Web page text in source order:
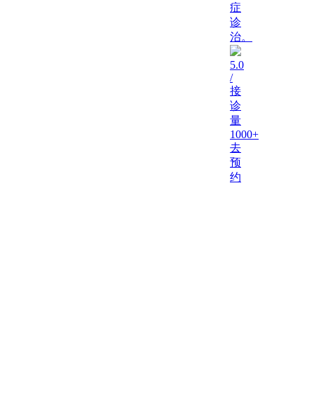
症
诊
治。
5.0
/
接
诊
量
1000+
去
预
约